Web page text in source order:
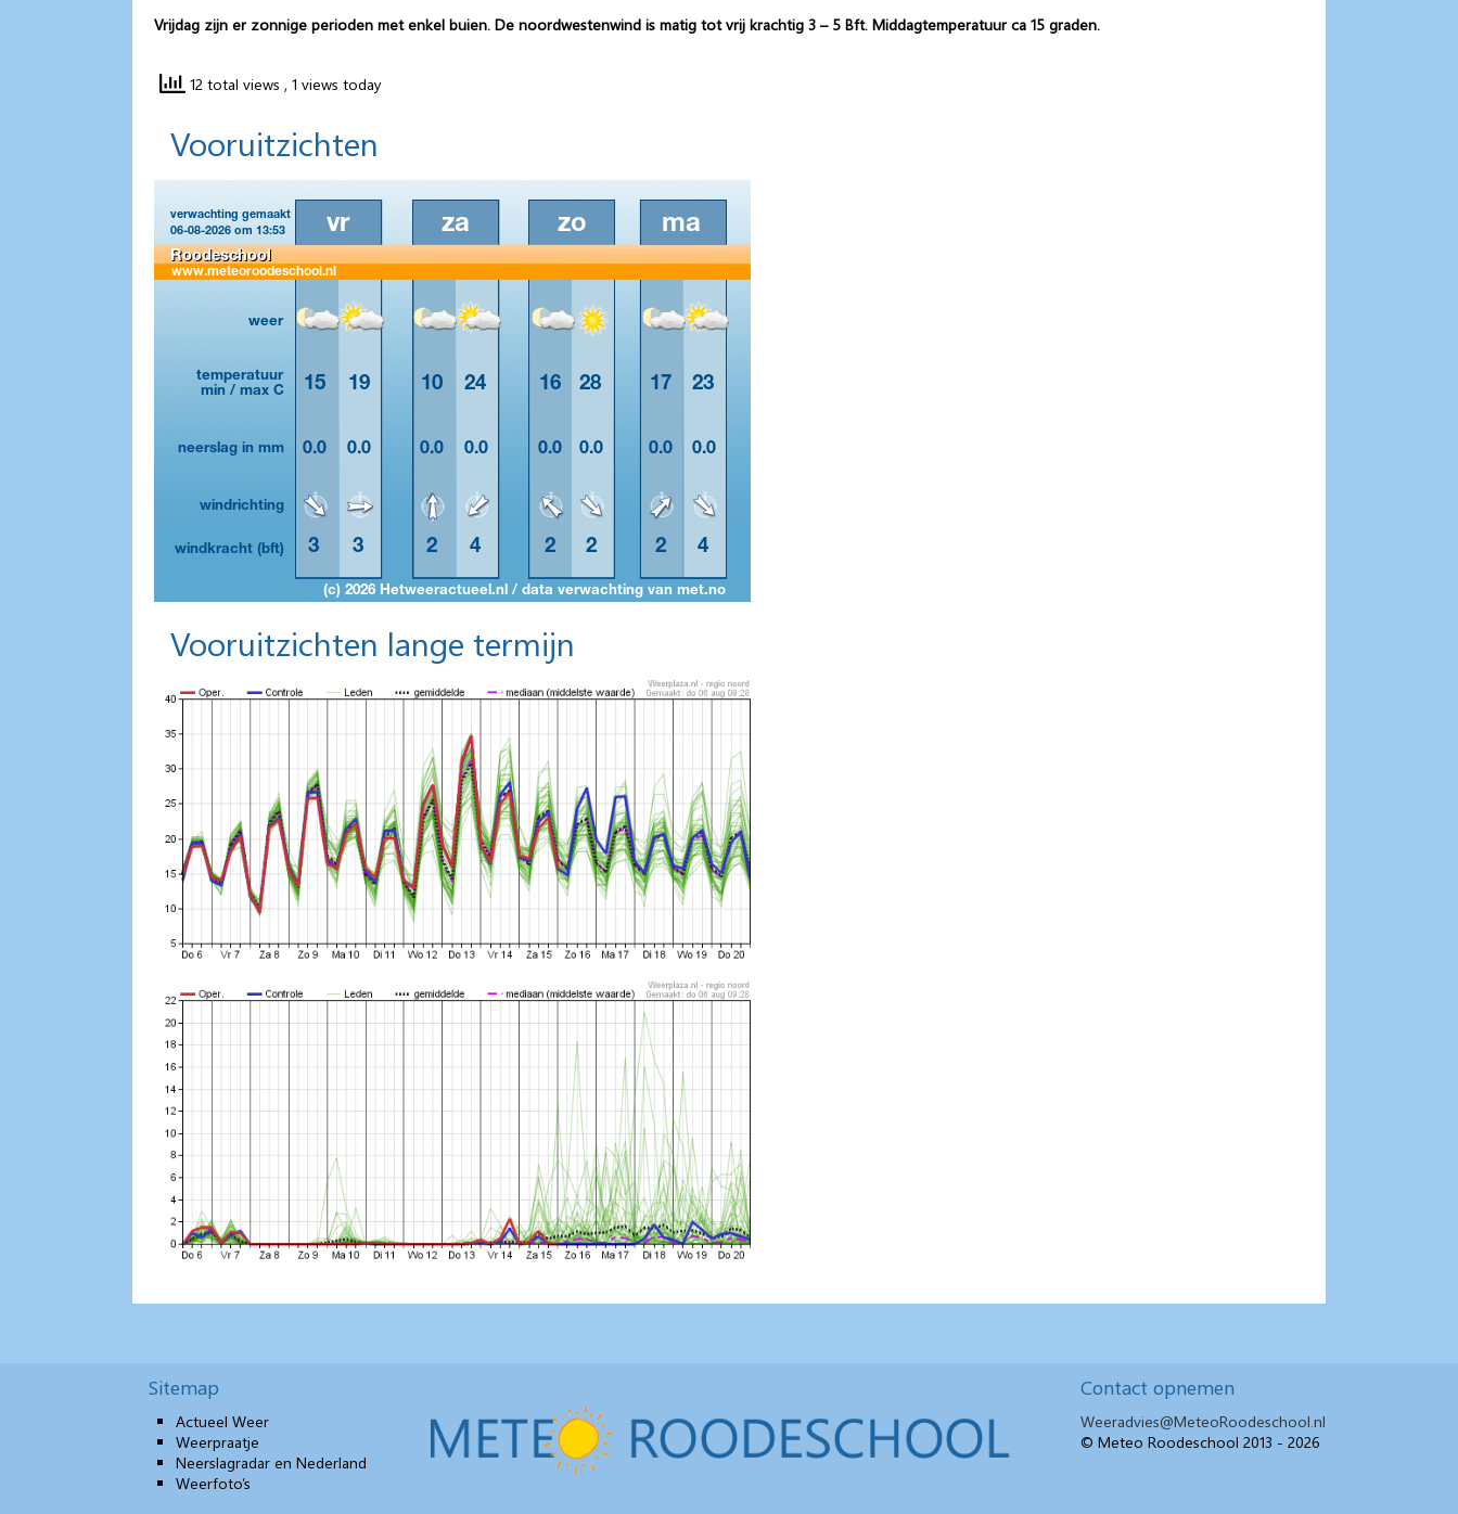
Vrijdag zijn er zonnige perioden met enkel buien. De noordwestenwind is matig tot vrij krachtig 3 – 5 Bft. Middagtemperatuur ca 15 graden.
12 total views , 1 views today
Vooruitzichten
Vooruitzichten lange termijn
Sitemap
Actueel Weer
Weerpraatje
Neerslagradar en Nederland
Weerfoto’s
Contact opnemen
Weeradvies@MeteoRoodeschool.nl
© Meteo Roodeschool 2013 - 2026